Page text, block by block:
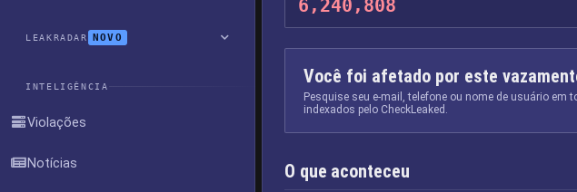
LEAKRADAR NOVO
INTELIGÊNCIA
Violações
Notícias
6,240,808
Você foi afetado por este
Pesquise seu e-mail, telefone ou nome de usuário em
indexados pelo CheckLeaked.
O que aconteceu